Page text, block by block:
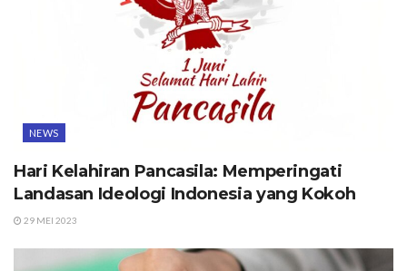
NEWS
Hari Kelahiran Pancasila: Memperingati
Landasan Ideologi Indonesia yang Kokoh
29 MEI 2023